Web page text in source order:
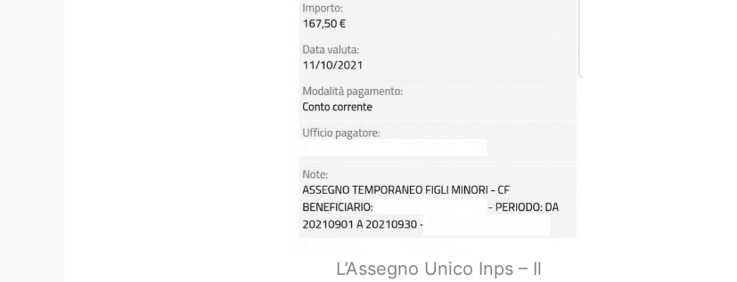
L’Assegno Unico Inps – Il